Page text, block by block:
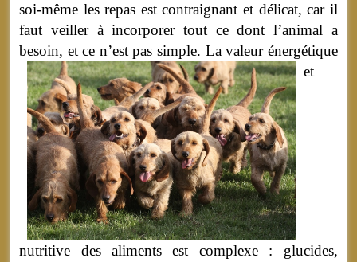
soi-même les repas est contraignant et délicat, car il
faut veiller à incorporer tout ce dont l’animal a
besoin, et ce n’est pas simple. La valeur énergétique
et
nutritive des aliments est complexe : glucides,